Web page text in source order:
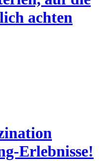
achten
Erlebnisse!